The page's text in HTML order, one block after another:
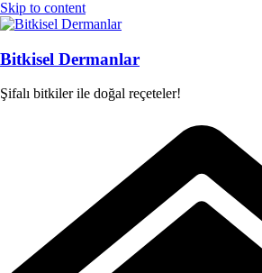
Skip to content
Bitkisel Dermanlar
Şifalı bitkiler ile doğal reçeteler!